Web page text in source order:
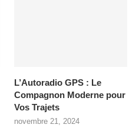
L’Autoradio GPS : Le
Compagnon Moderne pour
Vos Trajets
novembre 21, 2024